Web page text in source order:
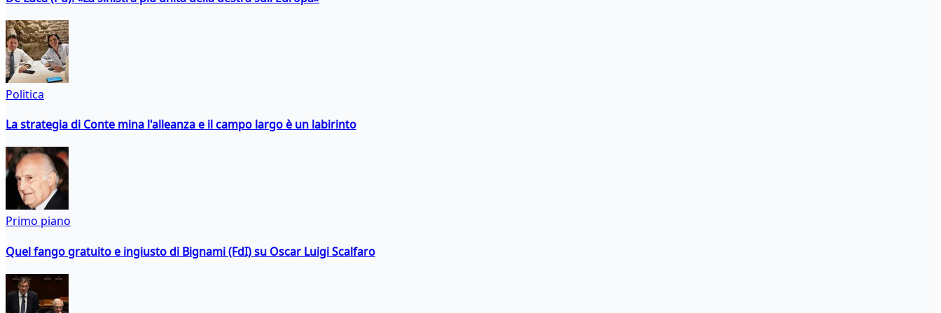
Politica
La strategia di Conte mina l'alleanza e il campo largo è un labirinto
Primo piano
Quel fango gratuito e ingiusto di Bignami (FdI) su Oscar Luigi Scalfaro